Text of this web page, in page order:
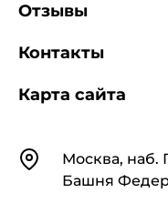
КонтактыМосква, наб.
Башня
Отзывы
Контакты
Карта сайта